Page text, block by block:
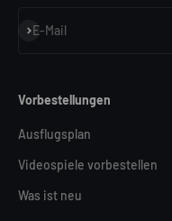
E-Mail
Abonnieren
Vorbestellungen
Ausflugsplan
Videospiele vorbestellen
Was ist neu